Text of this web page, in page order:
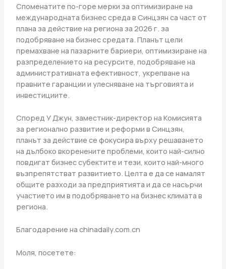
Споменатите по-горе мерки за оптимизиране на
международната бизнес среда в Синцзян са част от
плана за действие на региона за 2026 г. за
подобряване на бизнес средата. Планът цели
премахване на пазарните бариери, оптимизиране на
разпределението на ресурсите, подобряване на
административната ефективност, укрепване на
правните гаранции и улесняване на търговията и
инвестициите.
Според У Джун, заместник-директор на Комисията
за регионално развитие и реформи в Синцзян,
планът за действие се фокусира върху решаването
на дълбоко вкоренените проблеми, които най-силно
повдигат бизнес субектите и тези, които най-много
възпрепятстват развитието. Целта е да се намалят
общите разходи за предприятията и да се насърчи
участието им в подобряването на бизнес климата в
региона.
Благодарение на chinadaily.com.cn
Моля, посетете: